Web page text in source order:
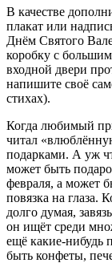
В качестве
плакат или
Днём Святого
коробку с
входной двери
напишите своё
стихах).
Когда любимый
читал
подарками. А уж
может быть
февраля, а может
повязка на глаза.
долго думая,
он ищёт среди
ещё какие-нибудь
быть конфеты,